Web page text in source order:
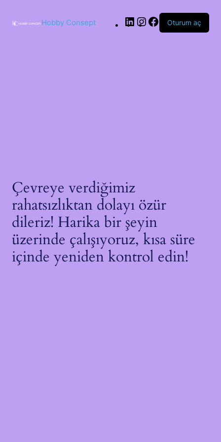
Hobby Consept Oturum aç
Çevreye verdiğimiz
rahatsızlıktan dolayı özür
dileriz! Harika bir şeyin
üzerinde çalışıyoruz, kısa süre
içinde yeniden kontrol edin!